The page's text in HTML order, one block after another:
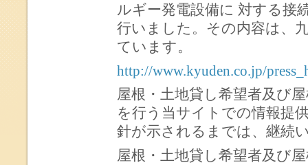
ルギー発電設備に 対する接
行いました。その内容は、
ています。
http://www.kyuden.co.jp/
屋根・土地貸し希望者及び
を行う当サイトでの情報提
針が示されるまでは、継続
屋根・土地貸し希望者及び